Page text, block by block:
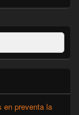
en preventa la